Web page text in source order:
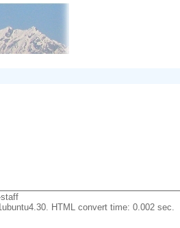
HTML convert time: 0.002 sec.